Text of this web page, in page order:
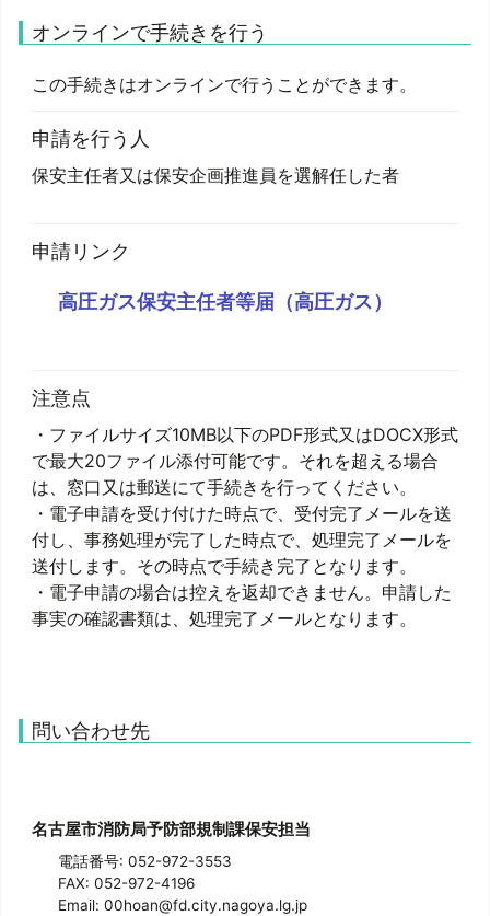
オンラインで手続きを行う
この手続きはオンラインで行うことができます。
申請を行う人
保安主任者又は保安企画推進員を選解任した者
申請リンク
高圧ガス保安主任者等届（高圧ガス）
注意点
・ファイルサイズ10MB以下のPDF形式又はDOCX形式
で最大20ファイル添付可能です。それを超える場合
は、窓口又は郵送にて手続きを行ってください。
・電子申請を受け付けた時点で、受付完了メールを送
付し、事務処理が完了した時点で、処理完了メールを
送付します。その時点で手続き完了となります。
・電子申請の場合は控えを返却できません。申請した
事実の確認書類は、処理完了メールとなります。
問い合わせ先
名古屋市消防局予防部規制課保安担当
電話番号: 052-972-3553
FAX: 052-972-4196
Email: 00hoan@fd.city.nagoya.lg.jp